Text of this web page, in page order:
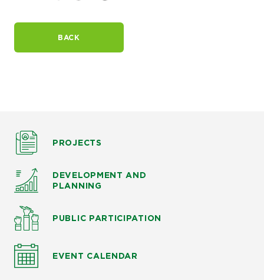
BACK
PROJECTS
DEVELOPMENT AND
PLANNING
PUBLIC PARTICIPATION
EVENT CALENDAR